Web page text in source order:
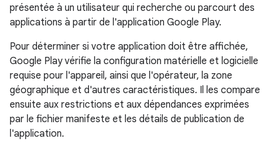
présentée à un utilisateur qui recherche ou parcourt des
applications à partir de l'application Google Play.
Pour déterminer si votre application doit être affichée,
Google Play vérifie la configuration matérielle et logicielle
requise pour l'appareil, ainsi que l'opérateur, la zone
géographique et d'autres caractéristiques. Il les compare
ensuite aux restrictions et aux dépendances exprimées
par le fichier manifeste et les détails de publication de
l'application.